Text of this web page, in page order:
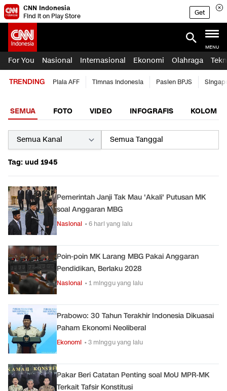
CNN Indonesia
Find it on Play Store
Get
MENU
For You Nasional Internasional Ekonomi Olahraga
TRENDING Piala AFF Timnas Indonesia Pasien BPJS
SEMUA FOTO VIDEO INFOGRAFIS KOLOM
Tag: uud 1945
Pemerintah Janji Tak Mau 'Akali' Putusan MK
soal Anggaran MBG
Nasional • 6 hari yang lalu
Poin-poin MK Larang MBG Pakai Anggaran
Pendidikan, Berlaku 2028
Nasional • 1 minggu yang lalu
Prabowo: 30 Tahun Terakhir Indonesia Dikuasai
Paham Ekonomi Neoliberal
Ekonomi • 3 minggu yang lalu
Pakar Beri Catatan Penting soal MoU MPR-MK
Terkait Tafsir Konstitusi